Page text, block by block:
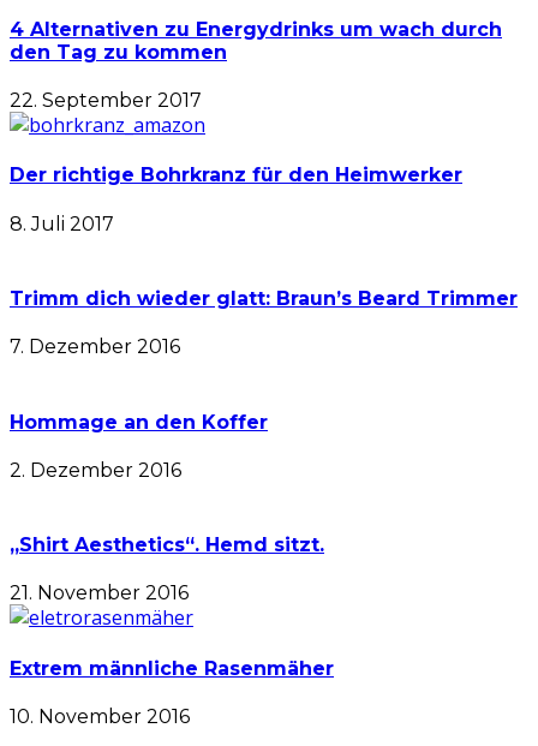
4 Alternativen zu Energydrinks um wach durch
den Tag zu kommen
22. September 2017
Der richtige Bohrkranz für den Heimwerker
8. Juli 2017
Trimm dich wieder glatt: Braun’s Beard Trimmer
7. Dezember 2016
Hommage an den Koffer
2. Dezember 2016
„Shirt Aesthetics“. Hemd sitzt.
21. November 2016
Extrem männliche Rasenmäher
10. November 2016